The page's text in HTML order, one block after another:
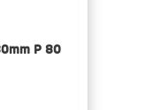
P 80